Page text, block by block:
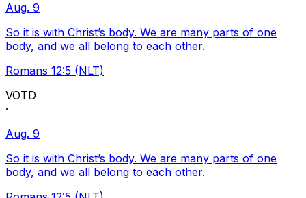
Aug. 9
So it is with Christ’s body. We are many parts of one
body, and we all belong to each other.
Romans 12:5 (NLT)
VOTD
·
Aug. 9
So it is with Christ’s body. We are many parts of one
body, and we all belong to each other.